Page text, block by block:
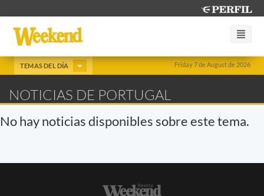
Friday 7 de August de 2026
TEMAS DEL DÍA
NOTICIAS DE PORTUGAL
No hay noticias disponibles sobre este tema.